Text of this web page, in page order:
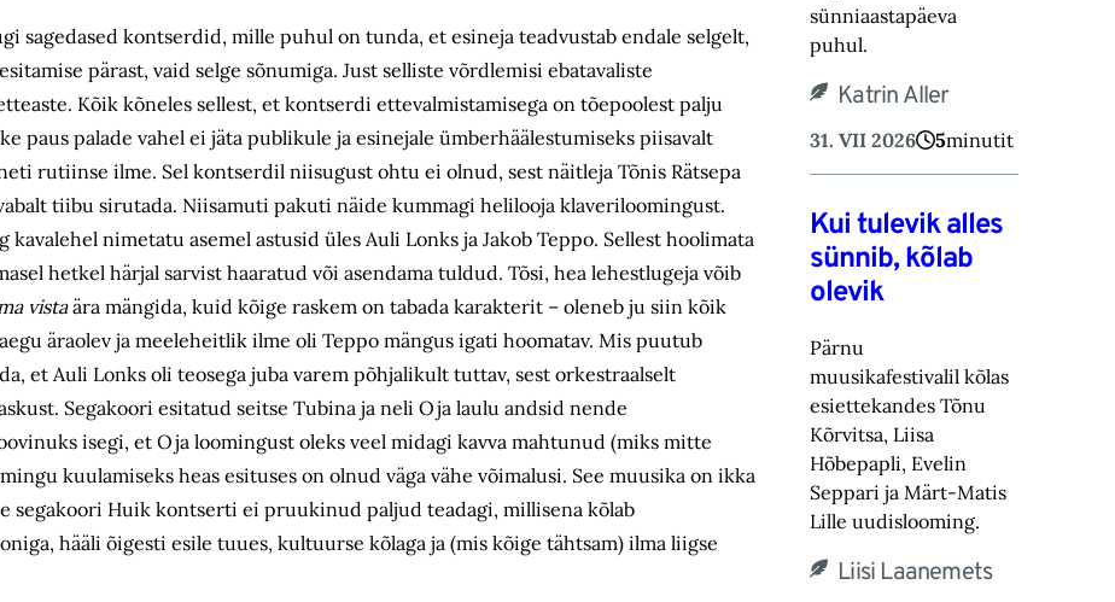
sagedased kontserdid, mille puhul on tunda, et esineja teadvustab endale selgelt,
pärast, vaid selge sõnumiga. Just selliste võrdlemisi ebatavaliste
Kõik kõneles sellest, et kontserdi ettevalmistamisega on tõepoolest palju
paus palade vahel ei jäta publikule ja esinejale ümberhäälestumiseks piisavalt
rutiinse ilme. Sel kontserdil niisugust ohtu ei olnud, sest näitleja Tõnis Rätsepa
tiibu sirutada. Niisamuti pakuti näide kummagi helilooja klaveriloomingust.
nimetatu asemel astusid üles Auli Lonks ja Jakob Teppo. Sellest hoolimata
hetkel härjal sarvist haaratud või asendama tuldud. Tõsi, hea lehestlugeja võib
vistaära mängida, kuid kõige raskem on tabada karakterit – oleneb ju siin kõik
äraolev ja meeleheitlik ilme oli Teppo mängus igati hoomatav. Mis puutub
et Auli Lonks oli teosega juba varem põhjalikult tuttav, sest orkestraalselt
Segakoori esitatud seitse Tubina ja neli Oja laulu andsid nende
isegi, et Oja loomingust oleks veel midagi kavva mahtunud (miks mitte
kuulamiseks heas esituses on olnud väga vähe võimalusi. See muusika on ikka
Huik kontserti ei pruukinud paljud teadagi, millisena kõlab
hääli õigesti esile tuues, kultuurse kõlaga ja (mis kõige tähtsam) ilma liigse
sünniaastapäeva
puhul.
Katrin Aller
31. VII 2026 5minutit
Kui tulevik alles
sünnib, kõlab
olevik
Pärnu
muusikafestivalil kõlas
esiettekandes Tõnu
Kõrvitsa, Liisa
Hõbepapli, Evelin
Seppari ja Märt-Matis
Lille uudislooming.
Liisi Laanemets